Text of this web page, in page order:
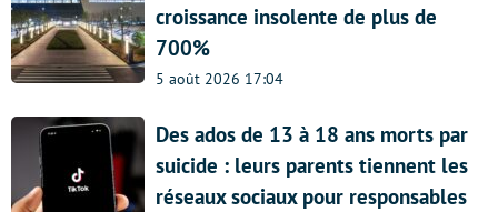
croissance insolente de plus de
700%
5 août 2026 17:04
Des ados de 13 à 18 ans morts par
suicide : leurs parents tiennent les
réseaux sociaux pour responsables